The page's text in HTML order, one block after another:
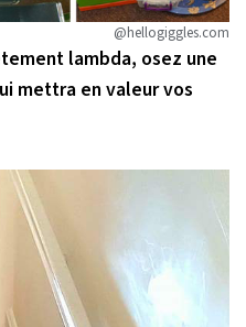
@hellogiggles.com
lambda, osez une
mettra en valeur vos